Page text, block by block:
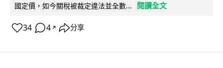
國定價，如今關稅被裁定違法並全數...
閱讀全文
34 4 ↗ 分享